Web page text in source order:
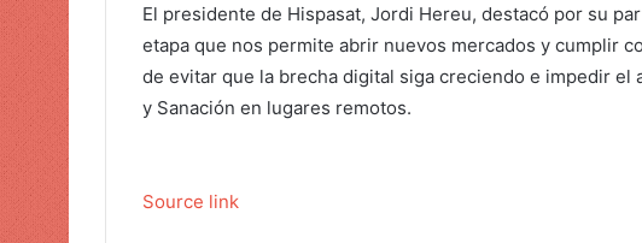
El presidente de Hispasat, Jordi Hereu, destacó por su
etapa que nos permite abrir nuevos mercados y cumplir
de evitar que la brecha digital siga creciendo e impedir el
y Sanación en lugares remotos.
Source link